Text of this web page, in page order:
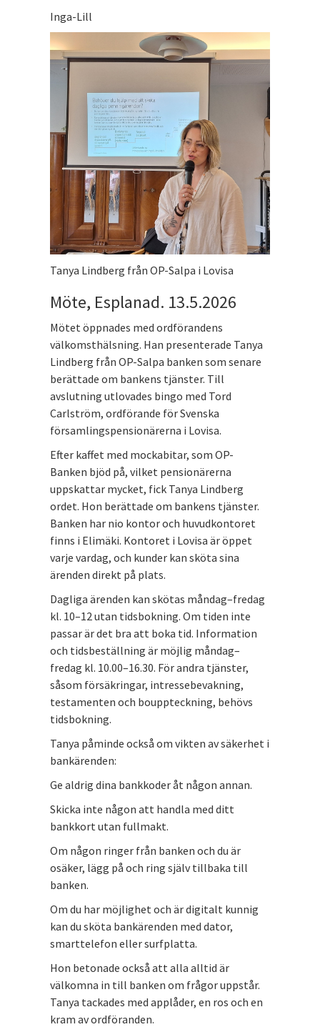
Inga-Lill
Tanya Lindberg från OP-Salpa i Lovisa
Möte, Esplanad. 13.5.2026
Mötet öppnades med ordförandens
välkomsthälsning. Han presenterade Tanya
Lindberg från OP-Salpa banken som senare
berättade om bankens tjänster. Till
avslutning utlovades bingo med Tord
Carlström, ordförande för Svenska
församlingspensionärerna i Lovisa.
Efter kaffet med mockabitar, som OP-
Banken bjöd på, vilket pensionärerna
uppskattar mycket, fick Tanya Lindberg
ordet. Hon berättade om bankens tjänster.
Banken har nio kontor och huvudkontoret
finns i Elimäki. Kontoret i Lovisa är öppet
varje vardag, och kunder kan sköta sina
ärenden direkt på plats.
Dagliga ärenden kan skötas måndag–fredag
kl. 10–12 utan tidsbokning. Om tiden inte
passar är det bra att boka tid. Information
och tidsbeställning är möjlig måndag–
fredag kl. 10.00–16.30. För andra tjänster,
såsom försäkringar, intressebevakning,
testamenten och bouppteckning, behövs
tidsbokning.
Tanya påminde också om vikten av säkerhet i
bankärenden:
Ge aldrig dina bankkoder åt någon annan.
Skicka inte någon att handla med ditt
bankkort utan fullmakt.
Om någon ringer från banken och du är
osäker, lägg på och ring själv tillbaka till
banken.
Om du har möjlighet och är digitalt kunnig
kan du sköta bankärenden med dator,
smarttelefon eller surfplatta.
Hon betonade också att alla alltid är
välkomna in till banken om frågor uppstår.
Tanya tackades med applåder, en ros och en
kram av ordföranden.